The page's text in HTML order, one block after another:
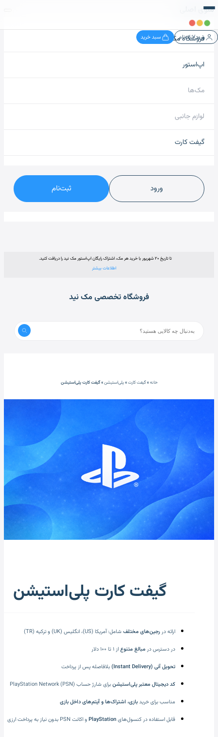
ورود/ثبت‌نام سبد خرید
منوی اصلی
فروشگاه مک نید
اپ‌استور
مک‌ها
لوازم جانبی
گیفت کارت
ورود ثبت‌نام
تا تاریخ ۲۰ شهریور با خرید هر مک، اشتراک رایگان اپ‌استور مک نید را دریافت کنید.
اطلاعات بیشتر
فروشگاه تخصصی مک نید
خانه»گیفت کارت»پلی‌استیشن»گیفت کارت پلی‌استیشن
گیفت کارت پلی‌استیشن
ارائه در رجین‌های مختلف شامل: آمریکا (US)، انگلیس (UK) و ترکیه (TR)
در دسترس در مبالغ متنوعاز ۱ تا ۱۰۰ دلار
تحویل آنی (Instant Delivery) بلافاصله پس از پرداخت
کد دیجیتال معتبر پلی‌استیشنبرای شارژ حساب PlayStation Network (PSN)
مناسب برای خریدبازی، اشتراک‌ها و آیتم‌های داخل بازی
قابل استفاده در کنسول‌هایPlayStationو اکانت PSN بدون نیاز به پرداخت ارزی